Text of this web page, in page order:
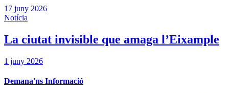
17 juny 2026
Notícia
La ciutat invisible que amaga l’Eixample
1 juny 2026
Demana'ns Informació